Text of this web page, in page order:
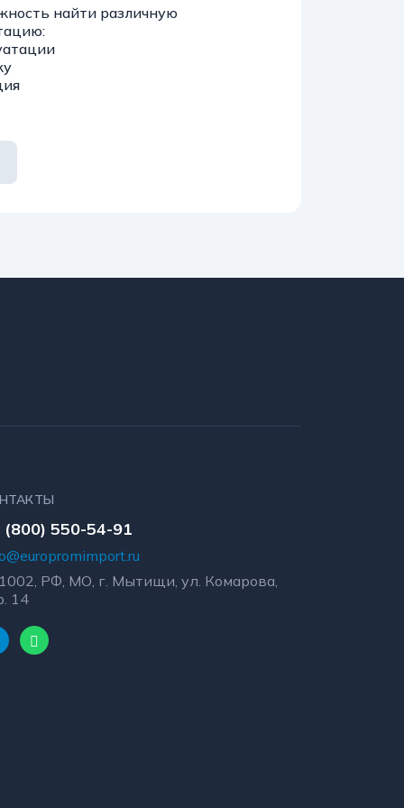
найти различную
(800) 550-54-91
РФ, МО, г. Мытищи, ул. Комарова,
14